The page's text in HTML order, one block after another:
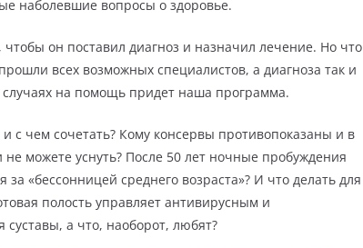
наболевшие вопросы о здоровье.
он поставил диагноз и назначил лечение. Но что
всех возможных специалистов, а диагноза так и
на помощь придет наша программа.
с чем сочетать? Кому консервы противопоказаны и в
можете уснуть? После 50 лет ночные пробуждения
«бессонницей среднего возраста»? И что делать для
полость управляет антивирусным и
а что, наоборот, любят?